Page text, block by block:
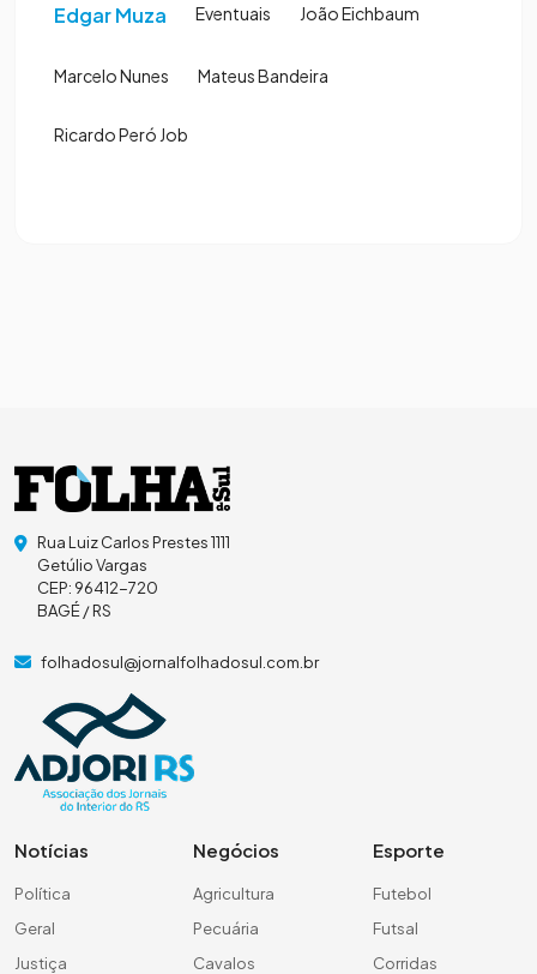
Edgar Muza Eventuais João Eichbaum
Marcelo Nunes Mateus Bandeira
Ricardo Peró Job
Rua Luiz Carlos Prestes 1111
Getúlio Vargas
CEP: 96412-720
BAGÉ / RS
folhadosul@jornalfolhadosul.com.br
Notícias
Política
Geral
Justiça
Negócios
Agricultura
Pecuária
Cavalos
Esporte
Futebol
Futsal
Corridas